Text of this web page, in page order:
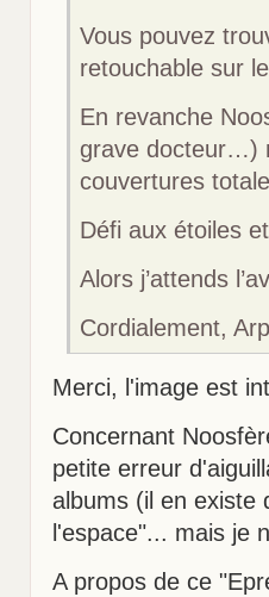
Vous pouvez
retouchable sur
En revanche
grave docteur…)
couvertures
Défi aux étoiles
Alors j’attends
Cordialement,
Merci, l'image est
Concernant
petite erreur
albums (il en existe
l'espace"... mais je
A propos de ce